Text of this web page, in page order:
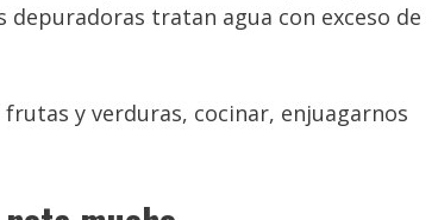
tratan agua con exceso de
y verduras, cocinar, enjuagarnos